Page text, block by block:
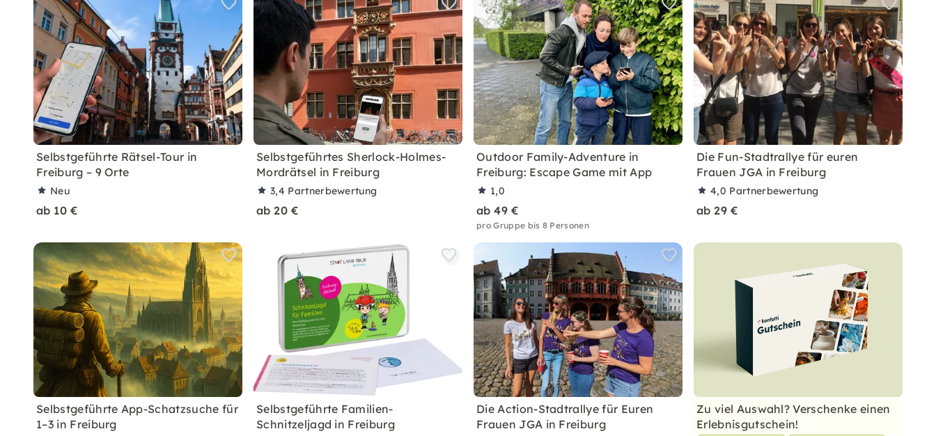
Selbstgeführte Rätsel-Tour in
Freiburg – 9 Orte
Neu
ab 10 €
Selbstgeführtes Sherlock-Holmes-
Mordrätsel in Freiburg
3,4 Partnerbewertung
ab 20 €
Outdoor Family-Adventure in
Freiburg: Escape Game mit App
1,0
ab 49 €
pro Gruppe bis 8 Personen
Die Fun-Stadtrallye für euren
Frauen JGA in Freiburg
4,0 Partnerbewertung
ab 29 €
Selbstgeführte App-Schatzsuche für
1–3 in Freiburg
Selbstgeführte Familien-
Schnitzeljagd in Freiburg
Die Action-Stadtrallye für Euren
Frauen JGA in Freiburg
Zu viel Auswahl? Verschenke einen
Erlebnisgutschein!